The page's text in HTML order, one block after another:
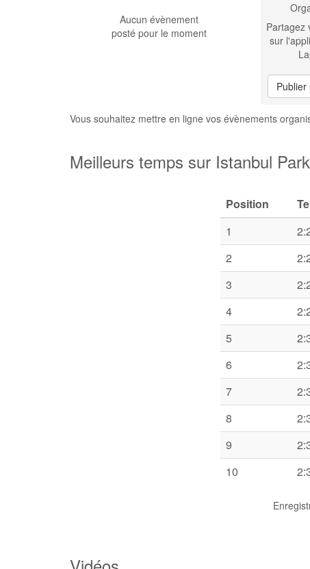
Aucun évènement
posté pour le moment
Partagez
sur
Vous souhaitez mettre en ligne vos évènements
Meilleurs temps sur Istanbul
Position
1
2
3
4
5
6
7
8
9
10